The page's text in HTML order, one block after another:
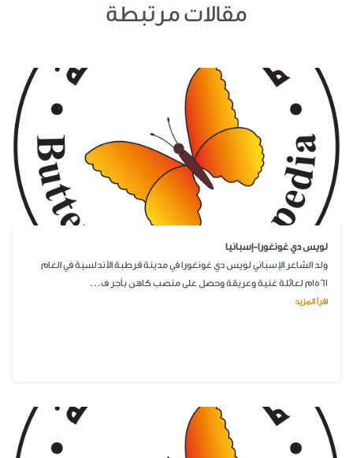
مقالات مرتبطة
لويس دي غونغورا-إسبانيا
ولد الشاعر الإسباني لويس دي غونغورا في مدينة قرطبة الأندلسية في العام
1561م لعائلة غنية وعريقة وحصل على منصب كاهن بأجر ف...
اقرأ المزيد